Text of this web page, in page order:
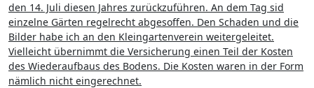
den 14. Juli diesen Jahres zurückzuführen. An dem Tag sid
einzelne Gärten regelrecht abgesoffen. Den Schaden und die
Bilder habe ich an den Kleingartenverein weitergeleitet.
Vielleicht übernimmt die Versicherung einen Teil der Kosten
des Wiederaufbaus des Bodens. Die Kosten waren in der Form
nämlich nicht eingerechnet.